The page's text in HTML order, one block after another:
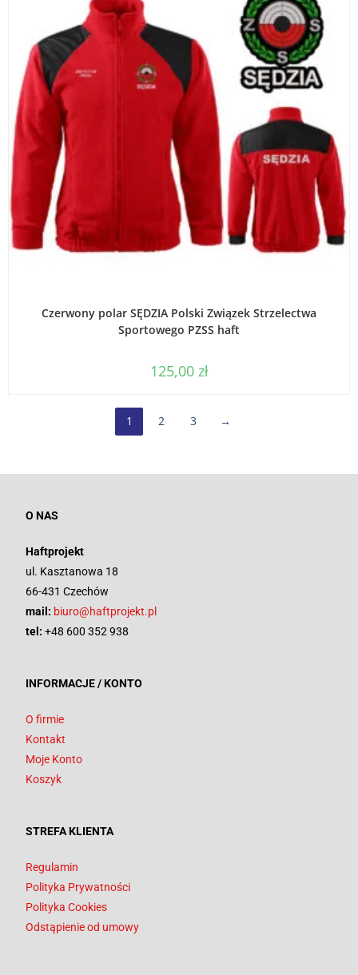
Czerwony polar SĘDZIA Polski Związek Strzelectwa
Sportowego PZSS haft
125,00 zł
1 2 3 →
O NAS
Haftprojekt
ul. Kasztanowa 18
66-431 Czechów
mail: biuro@haftprojekt.pl
tel: +48 600 352 938
INFORMACJE / KONTO
O firmie
Kontakt
Moje Konto
Koszyk
STREFA KLIENTA
Regulamin
Polityka Prywatności
Polityka Cookies
Odstąpienie od umowy